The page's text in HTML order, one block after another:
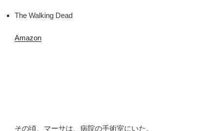
The Walking Dead
Amazon
その頃、マーサは、病院の手術室にいた。